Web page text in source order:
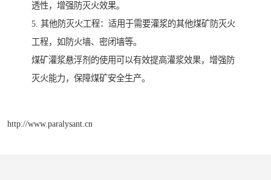
透性，增强防灭火效果。
5. 其他防灭火工程：适用于需要灌浆的其他煤矿防灭火
工程，如防火墙、密闭墙等。
煤矿灌浆悬浮剂的使用可以有效提高灌浆效果，增强防
灭火能力，保障煤矿安全生产。
http://www.paralysant.cn